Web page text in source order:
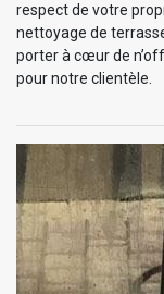
respect de votre
nettoyage de
porter à cœur de
pour notre clientèle.